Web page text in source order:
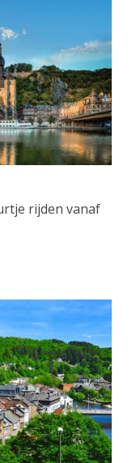
rijden vanaf